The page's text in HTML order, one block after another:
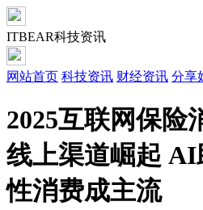
ITBEAR科技资讯
网站首页 科技资讯 财经资讯 分享
2025互联网保险
线上渠道崛起 AI
性消费成主流